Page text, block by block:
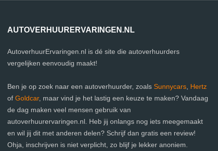
AUTOVERHUURERVARINGEN.NL
AutoverhuurErvaringen.nl is dé site die autoverhuurders
vergelijken eenvoudig maakt!
Ben je op zoek naar een autoverhuurder, zoals Sunnycars Hertz
of Goldcar, maar vind je het lastig een keuze te maken? Vandaag
de dag maken veel mensen gebruik van
autoverhuurervaringen.nl. Heb jij onlangs nog iets meegemaakt
en wil jij dit met anderen delen? Schrijf dan gratis een review!
Ohja, inschrijven is niet verplicht, zo blijf je lekker anoniem.